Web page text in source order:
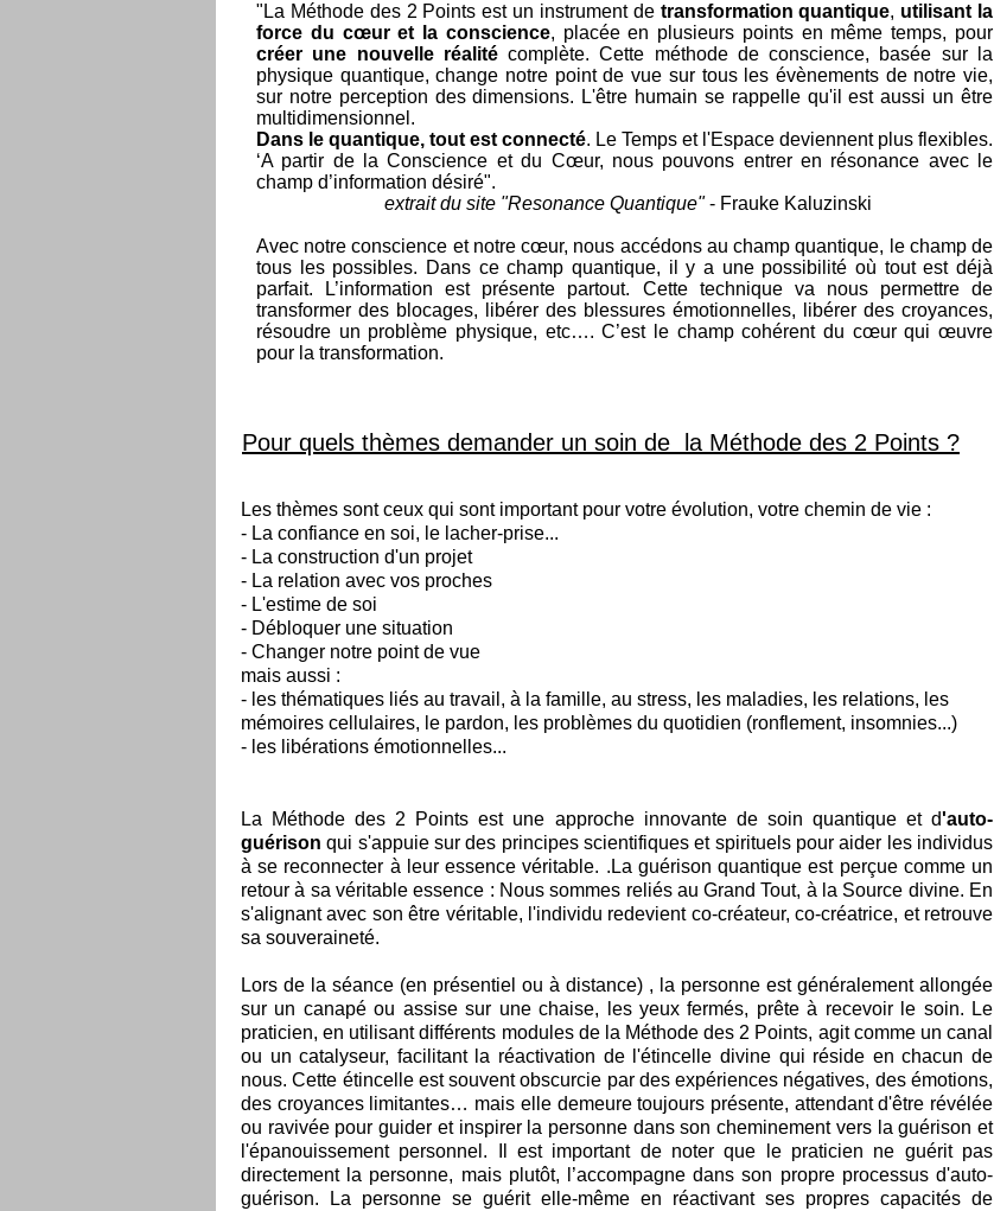
"La Méthode des 2 Points est un instrument de transformation quantique, utilisant la
force du cœur et la conscience, placée en plusieurs points en même temps, pour
créer une nouvelle réalitécomplète. Cette méthode de conscience, basée sur la
physique quantique, change notre point de vue sur tous les évènements de notre vie,
sur notre perception des dimensions. L'être humain se rappelle qu'il est aussi un être
multidimensionnel.
Dans le quantique, tout est connecté. Le Temps et l'Espace deviennent plus flexibles.
‘A partir de la Conscience et du Cœur, nous pouvons entrer en résonance avec le
champ d’information désiré".
extrait du site "Resonance Quantique"- Frauke Kaluzinski
Avec notre conscience et notre cœur, nous accédons au champ quantique, le champ de
tous les possibles. Dans ce champ quantique, il y a une possibilité où tout est déjà
parfait. L’information est présente partout. Cette technique va nous permettre de
transformer des blocages, libérer des blessures émotionnelles, libérer des croyances,
résoudre un problème physique, etc…. C’est le champ cohérent du cœur qui œuvre
pour la transformation.
Pour quels thèmes demander un soin de la Méthode des 2 Points ?
Les thèmes sont ceux qui sont important pour votre évolution, votre chemin de vie :
- La confiance en soi, le lacher-prise...
- La construction d'un projet
- La relation avec vos proches
- L'estime de soi
- Débloquer une situation
- Changer notre point de vue
mais aussi :
- les thématiques liés au travail, à la famille, au stress, les maladies, les relations, les
mémoires cellulaires, le pardon, les problèmes du quotidien (ronflement, insomnies...)
- les libérations émotionnelles...
La Méthode des 2 Points est une approche innovante de soin quantique et d'auto-
guérisonqui s'appuie sur des principes scientifiques et spirituels pour aider les individus
à se reconnecter à leur essence véritable. .La guérison quantique est perçue comme un
retour à sa véritable essence : Nous sommes reliés au Grand Tout, à la Source divine. En
s'alignant avec son être véritable, l'individu redevient co-créateur, co-créatrice, et retrouve
sa souveraineté.
​Lors de la séance (en présentiel ou à distance) , la personne est généralement allongée
sur un canapé ou assise sur une chaise, les yeux fermés, prête à recevoir le soin. Le
praticien, en utilisant différents modules de la Méthode des 2 Points, agit comme un canal
ou un catalyseur, facilitant la réactivation de l'étincelle divine qui réside en chacun de
nous. Cette étincelle est souvent obscurcie par des expériences négatives, des émotions,
des croyances limitantes… mais elle demeure toujours présente, attendant d'être révélée
ou ravivée pour guider et inspirer la personne dans son cheminement vers la guérison et
l'épanouissement personnel. Il est important de noter que le praticien ne guérit pas
directement la personne, mais plutôt, l’accompagne dans son propre processus d'auto-
guérison. La personne se guérit elle-même en réactivant ses propres capacités de